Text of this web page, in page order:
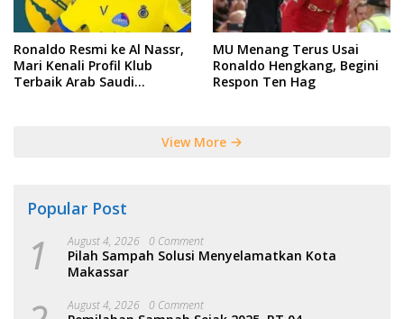
Ronaldo Resmi ke Al Nassr,
Mari Kenali Profil Klub
Terbaik Arab Saudi
MU Menang Terus Usai
Ronaldo Hengkang, Begini
Respon Ten Hag
View More
Popular Post
1 August 4, 2026 0 Comment
Pilah Sampah Solusi Menyelamatkan Kota
Makassar
August 4, 2026 0 Comment